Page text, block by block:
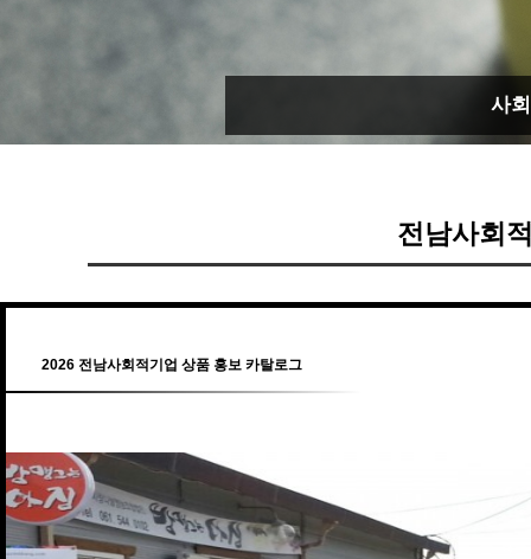
사
전남사회
2026 전남사회적기업 상품 홍보 카탈로그